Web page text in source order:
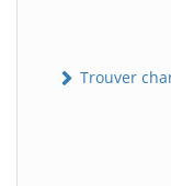
Trouver